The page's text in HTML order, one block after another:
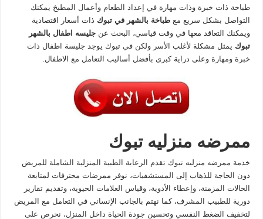
طباخة ذات خبرة وذات مهارة في إعداد الطعام وأعمال المطبخ يمكنك
التواصل بشكل سريع معطباخة بالشهر في تبوك ذات أسعار اقتصادية
ويمكنك التعاقد معها في وقت قياسي، البحث عنجليسه اطفال بالشهر
تبوك يمثل مشكلة لأغلب الأسر ولكن في تبوك يوجد جليسة اطفال ذات
خبرة ومهارة وعلى دراية كبرى بأفضل أساليب التعامل مع الاطفال.
ممرضه منزليه تبوك
خدمة ممرضه منزليه تبوك تقدم الرعاية الطبية المنزلية الشاملة للمريض
دون الحاجة للذهاب إلى المستشفيات، نوفر ممرضات محترفات لمتابعة
الحالات المزمنة، وإعطاء الأدوية، وقياس العلامات الحيوية، وتقديم تقارير
دورية للطبيب المشرف، كما نهتم بالجانب الإنساني في التعامل مع المريض
لتخفيف الضغط النفسي وتحسين جودة الحياة داخل المنزل، نحرص على